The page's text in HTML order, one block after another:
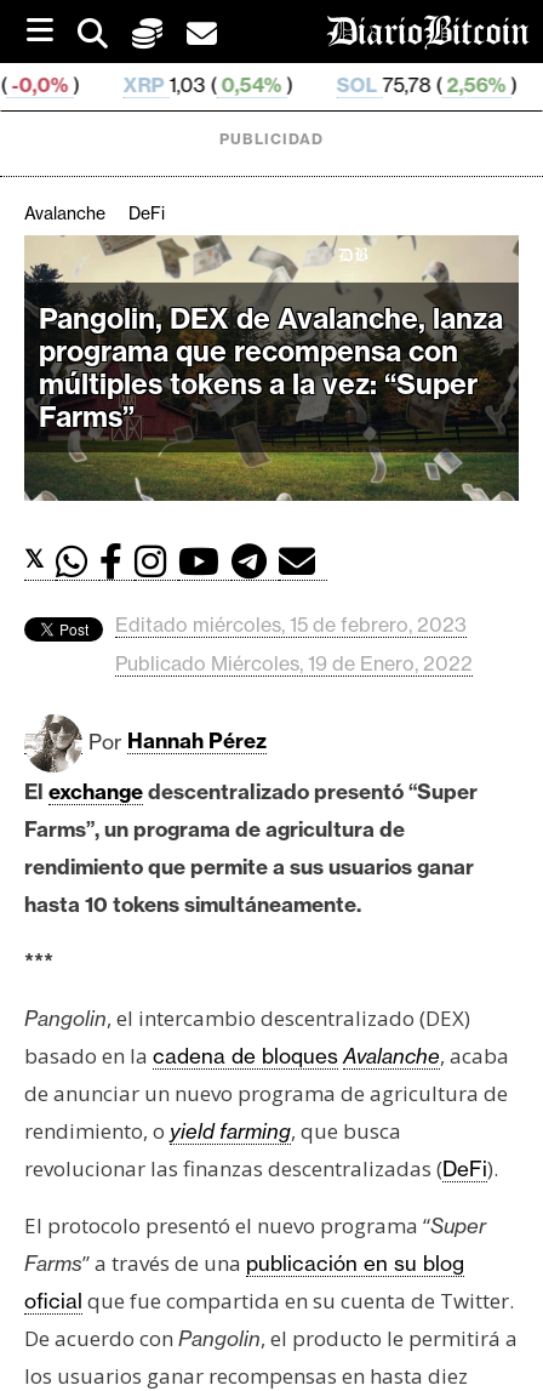
i
p
t
o
1,03 (0,54%) SOL75,78 ( 2,56%) TRX0,329
r
i
p
t
o
M
e
a
o
B
i
t
c
o
i
E
t
e
r
e
m
I
A
PUBLICIDAD
Avalanche DeFi
Pangolin, DEX de Avalanche, lanza
programa que recompensa con
múltiples tokens a la vez: “Super
Farms”
𝕏
Editado miércoles, 15 de febrero, 2023
Publicado Miércoles, 19 de Enero, 2022
Por Hannah Pérez
El exchangedescentralizado presentó “Super
Farms”, un programa de agricultura de
rendimiento que permite a sus usuarios ganar
hasta 10 tokens simultáneamente.
***
Pangolin, el intercambio descentralizado (DEX)
basado en la cadena de bloquesAvalanche, acaba
de anunciar un nuevo programa de agricultura de
rendimiento, o yield farming, que busca
revolucionar las finanzas descentralizadas (DeFi).
El protocolo presentó el nuevo programa “Super
Farms” a través de una publicación en su blog
oficial que fue compartida en su cuenta de Twitter.
De acuerdo con Pangolin, el producto le permitirá a
los usuarios ganar recompensas en hasta diez